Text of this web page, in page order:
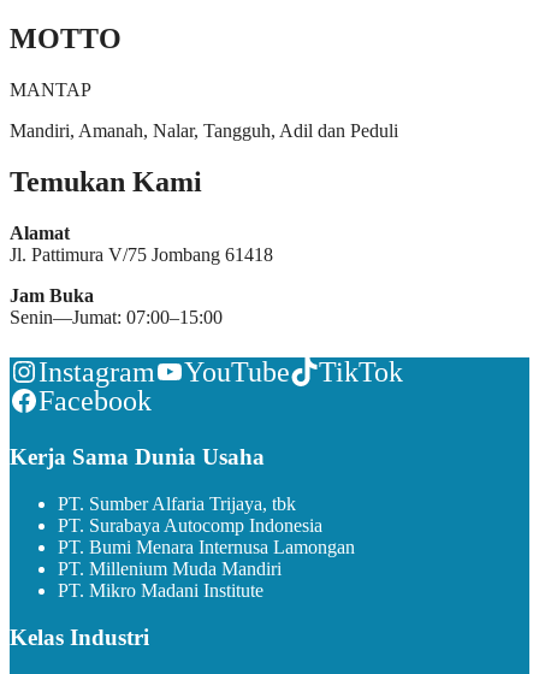
MOTTO
MANTAP
Mandiri, Amanah, Nalar, Tangguh, Adil dan Peduli
Temukan Kami
Alamat
Jl. Pattimura V/75 Jombang 61418
Jam Buka
Senin—Jumat: 07:00–15:00
Instagram YouTube
TikTok
Facebook
Kerja Sama Dunia Usaha
PT. Sumber Alfaria Trijaya, tbk
PT. Surabaya Autocomp Indonesia
PT. Bumi Menara Internusa Lamongan
PT. Millenium Muda Mandiri
PT. Mikro Madani Institute
Kelas Industri